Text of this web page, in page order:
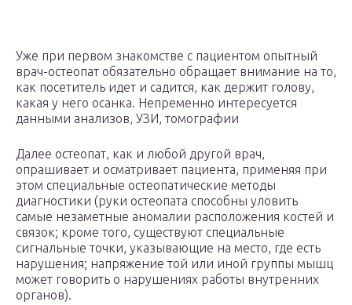
Уже при первом знакомстве с пациентом опытный
врач-остеопат обязательно обращает внимание на то,
как посетитель идет и садится, как держит голову,
какая у него осанка. Непременно интересуется
данными анализов, УЗИ, томографии
Далее остеопат, как и любой другой врач,
опрашивает и осматривает пациента, применяя при
этом специальные остеопатические методы
диагностики (руки остеопата способны уловить
самые незаметные аномалии расположения костей и
связок; кроме того, существуют специальные
сигнальные точки, указывающие на место, где есть
нарушения; напряжение той или иной группы мышц
может говорить о нарушениях работы внутренних
органов).